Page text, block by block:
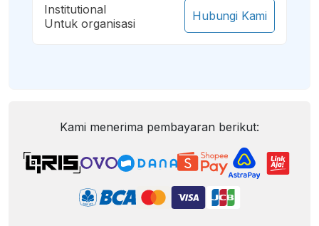
Institutional
Untuk organisasi
Hubungi Kami
Kami menerima pembayaran berikut: